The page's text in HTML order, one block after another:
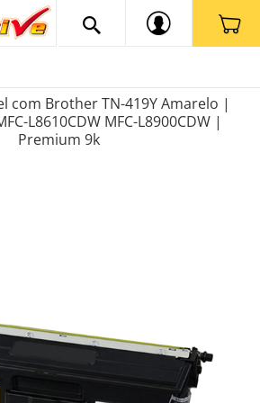
com Brother TN-419Y Amarelo |
L8610CDW MFC-L8900CDW |
Premium 9k